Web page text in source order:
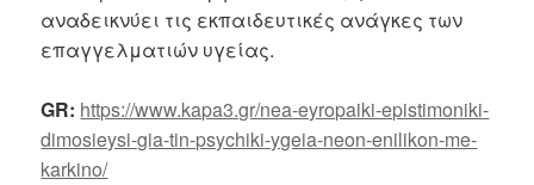
αναδεικνύει τις εκπαιδευτικές ανάγκες των
επαγγελματιών υγείας.
GR: https://www.kapa3.gr/nea-eyropaiki-epistimoniki-
dimosieysi-gia-tin-psychiki-ygeia-neon-enilikon-me-
karkino/